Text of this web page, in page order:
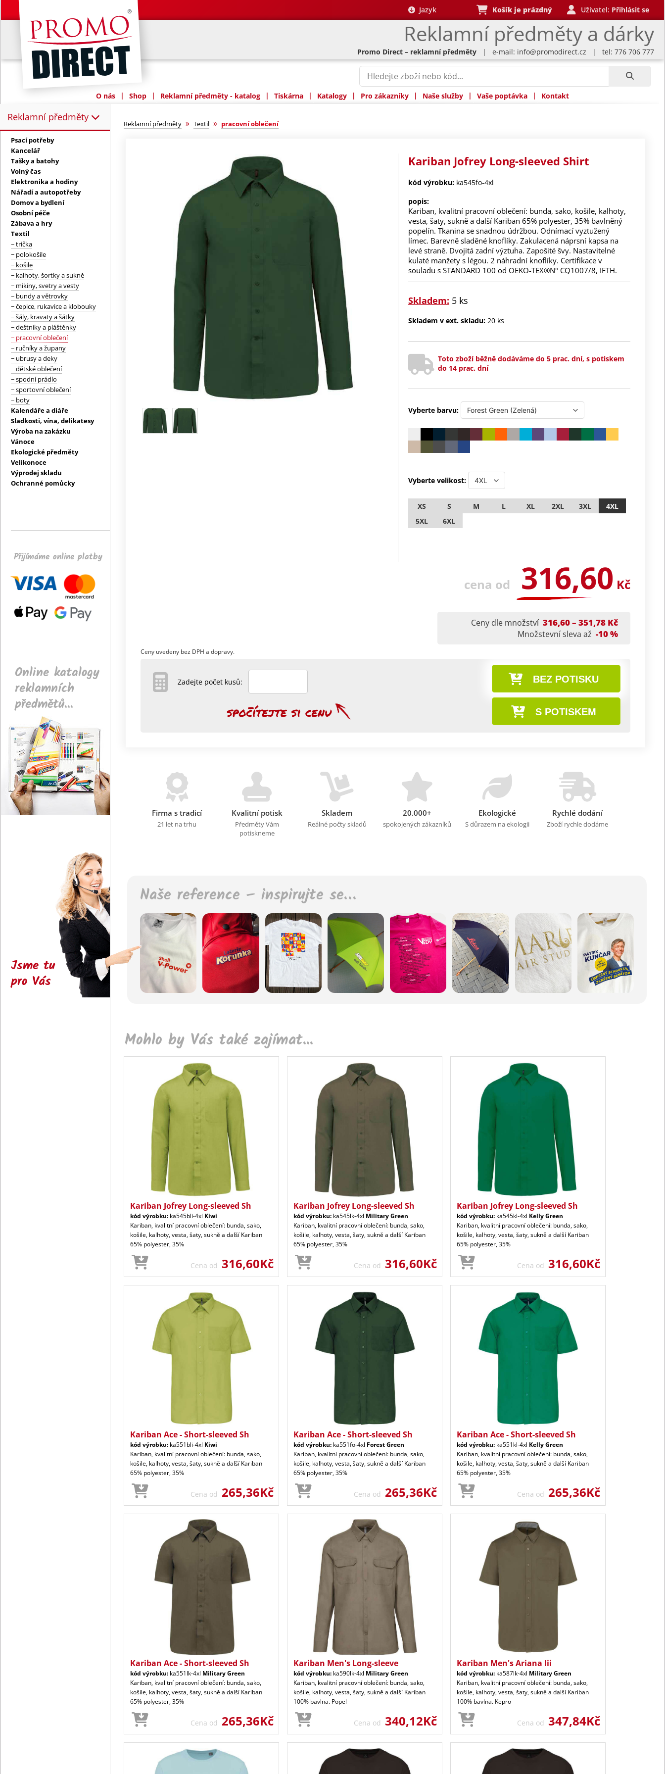
Reklamní předměty a dárky
Jazyk Košík je prázdný Uživatel: Přihlásit se
Promo Direct – reklamní předměty | e-mail: info@promodirect.cz | tel: 776 706 777
O nás | Shop | Reklamní předměty - katalog | Tiskárna | Katalogy | Pro zákazníky | Naše služby | Vaše poptávka | Kontakt
Reklamní předměty
Reklamní předměty:
Psací potřeby
Kancelář
Tašky a batohy
Volný čas
Elektronika a hodiny
Nářadí a autopotřeby
Domov a bydlení
Osobní péče
Zábava a hry
Textil
− trička
− polokošile
− košile
− kalhoty, šortky a sukně
− mikiny, svetry a vesty
− bundy a větrovky
− čepice, rukavice a klobouky
− šály, kravaty a šátky
− deštníky a pláštěnky
− pracovní oblečení
− ručníky a župany
− ubrusy a deky
− dětské oblečení
− spodní prádlo
− sportovní oblečení
− boty
Kalendáře a diáře
Sladkosti, vína, delikatesy
Výroba na zakázku
Vánoce
Ekologické předměty
Velikonoce
Výprodej skladu
Ochranné pomůcky
Přijímáme online platby
Online katalogy
reklamních
předmětů...
Jsme tu
pro Vás
Reklamní předměty » Textil » pracovní oblečení
Kariban Jofrey Long-sleeved Shirt
kód výrobku: ka545fo-4xl
popis:
Kariban, kvalitní pracovní oblečení: bunda, sako, košile, kalhoty,
vesta, šaty, sukně a další Kariban 65% polyester, 35% bavlněný
popelín. Tkanina se snadnou údržbou. Odnímací vyztužený
límec. Barevně sladěné knoflíky. Zakulacená náprsní kapsa na
levé straně. Dvojitá zadní výztuha. Zapošité švy. Nastavitelné
kulaté manžety s légou. 2 náhradní knoflíky. Certifikace v
souladu s STANDARD 100 od OEKO-TEX®N° CQ1007/8, IFTH.
Skladem: 5 ks
Skladem v ext. skladu: 20 ks
Toto zboží běžně dodáváme do 5 prac. dní, s potiskem
do 14 prac. dní
Vyberte barvu:
Vyberte velikost:
XS S M L XL 2XL 3XL
4XL
5XL
6XL
cena od 316,60 Kč
Ceny dle množství 316,60 – 351,78 Kč
Množstevní sleva až -10 %
Ceny uvedeny bez DPH a dopravy.
BEZ POTISKU
S POTISKEM
Zadejte počet kusů:
Firma s tradicí
21 let na trhu
Kvalitní potisk
Předměty Vám
potiskneme
Skladem
Reálné počty skladů
20.000+
spokojených zákazníků
Ekologické
S důrazem na ekologii
Rychlé dodání
Zboží rychle dodáme
Naše reference – inspirujte se…
Mohlo by Vás také zajímat...
Kariban Jofrey Long-sleeved Sh
kód výrobku: ka545bli-4xl Kiwi
Kariban, kvalitní pracovní oblečení: bunda, sako,
košile, kalhoty, vesta, šaty, sukně a další Kariban
65% polyester, 35%
Cena od 316,60Kč
Kariban Jofrey Long-sleeved Sh
kód výrobku: ka545lk-4xl Military Green
Kariban, kvalitní pracovní oblečení: bunda, sako,
košile, kalhoty, vesta, šaty, sukně a další Kariban
65% polyester, 35%
Cena od 316,60Kč
Kariban Jofrey Long-sleeved Sh
kód výrobku: ka545kl-4xl Kelly Green
Kariban, kvalitní pracovní oblečení: bunda, sako,
košile, kalhoty, vesta, šaty, sukně a další Kariban
65% polyester, 35%
Cena od 316,60Kč
Kariban Ace - Short-sleeved Sh
kód výrobku: ka551bli-4xl Kiwi
Kariban, kvalitní pracovní oblečení: bunda, sako,
košile, kalhoty, vesta, šaty, sukně a další Kariban
65% polyester, 35%
Cena od 265,36Kč
Kariban Ace - Short-sleeved Sh
kód výrobku: ka551fo-4xl Forest Green
Kariban, kvalitní pracovní oblečení: bunda, sako,
košile, kalhoty, vesta, šaty, sukně a další Kariban
65% polyester, 35%
Cena od 265,36Kč
Kariban Ace - Short-sleeved Sh
kód výrobku: ka551kl-4xl Kelly Green
Kariban, kvalitní pracovní oblečení: bunda, sako,
košile, kalhoty, vesta, šaty, sukně a další Kariban
65% polyester, 35%
Cena od 265,36Kč
Kariban Ace - Short-sleeved Sh
kód výrobku: ka551lk-4xl Military Green
Kariban, kvalitní pracovní oblečení: bunda, sako,
košile, kalhoty, vesta, šaty, sukně a další Kariban
65% polyester, 35%
Cena od 265,36Kč
Kariban Men's Long-sleeve
kód výrobku: ka590lk-4xl Military Green
Kariban, kvalitní pracovní oblečení: bunda, sako,
košile, kalhoty, vesta, šaty, sukně a další Kariban
100% bavlna. Popel
Cena od 340,12Kč
Kariban Men's Ariana Iii
kód výrobku: ka587lk-4xl Military Green
Kariban, kvalitní pracovní oblečení: bunda, sako,
košile, kalhoty, vesta, šaty, sukně a další Kariban
100% bavlna. Kepro
Cena od 347,84Kč